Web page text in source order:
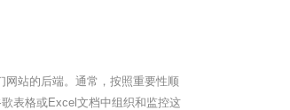
站的后端。通常，按照重要性顺
表格或Excel文档中组织和监控这